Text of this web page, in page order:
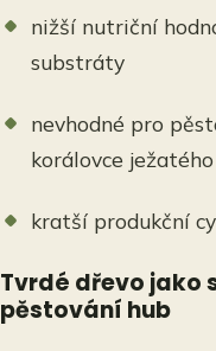
nižší nutriční
substráty
nevhodné pro
korálovce ježatého
kratší produkční
Tvrdé dřevo jako
pěstování hub